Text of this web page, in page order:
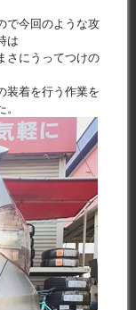
で今回のような攻
は
さにうってつけの
装着を行う作業を